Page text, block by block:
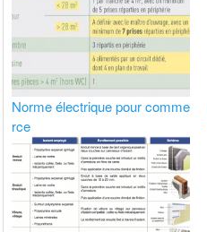
Norme électrique pour comme
rce